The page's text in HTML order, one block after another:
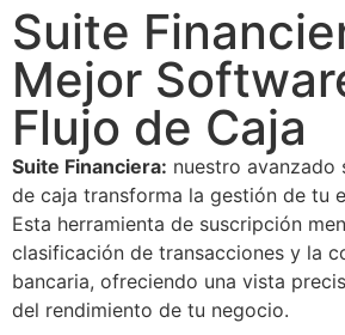
Suite
Mejor
Flujo de Caja
Suite Financiera: nuestro
de caja transforma la gestión de tu
Esta herramienta de suscripción
clasificación de transacciones y la
bancaria, ofreciendo una vista
del rendimiento de tu negocio.